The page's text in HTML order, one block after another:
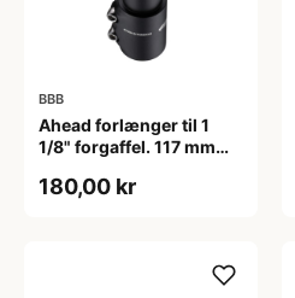
BBB
Ahead forlænger til 1
1/8" forgaffel. 117 mm
180,00 kr